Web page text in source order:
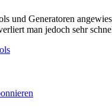
Generatoren
man jedoch sehr